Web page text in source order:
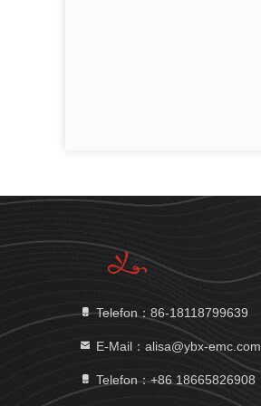
Telefon：86-18118799639
E-Mail：alisa@ybx-emc.com
Telefon：+86 18665826908